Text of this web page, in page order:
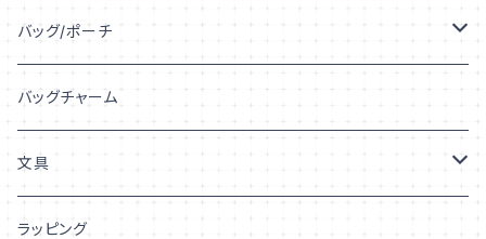
うちの子シルエット
うちの子プリント
うちの子「柄」
キット
図案ダウンロード
バッグ/ポーチ
トートバッグ
巾着
ポーチ
バッグチャーム
文具
シール/ステッカー
ラッピング